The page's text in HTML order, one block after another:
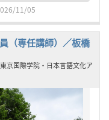
11/05
（専任講師）／板橋
京国際学院・日本言語文化ア